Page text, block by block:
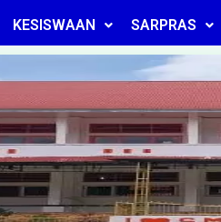
KESISWAAN SARPRAS